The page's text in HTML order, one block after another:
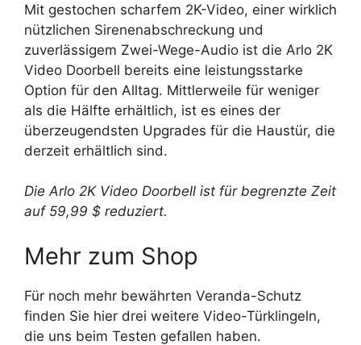
Mit gestochen scharfem 2K-Video, einer wirklich
nützlichen Sirenenabschreckung und
zuverlässigem Zwei-Wege-Audio ist die Arlo 2K
Video Doorbell bereits eine leistungsstarke
Option für den Alltag. Mittlerweile für weniger
als die Hälfte erhältlich, ist es eines der
überzeugendsten Upgrades für die Haustür, die
derzeit erhältlich sind.
Die Arlo 2K Video Doorbell ist für begrenzte Zeit
auf 59,99 $ reduziert.
Mehr zum Shop
Für noch mehr bewährten Veranda-Schutz
finden Sie hier drei weitere Video-Türklingeln,
die uns beim Testen gefallen haben.